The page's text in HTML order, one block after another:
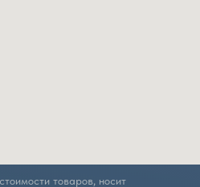
товаров, носит